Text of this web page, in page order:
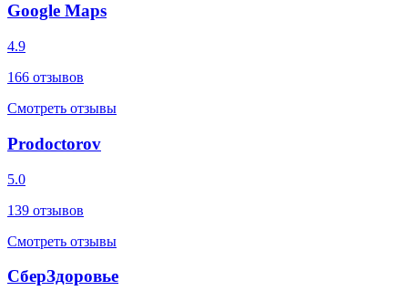
Google Maps
4.9
166 отзывов
Смотреть отзывы
Prodoctorov
5.0
139 отзывов
Смотреть отзывы
СберЗдоровье